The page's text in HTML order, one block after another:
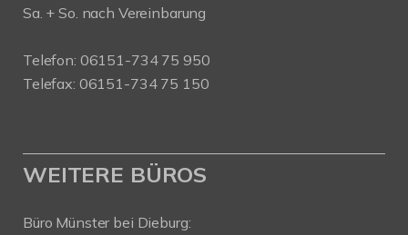
Sa. + So. nach Vereinbarung
Telefon: 06151-734 75 950
Telefax: 06151-734 75 150
WEITERE BÜROS
Büro Münster bei Dieburg: